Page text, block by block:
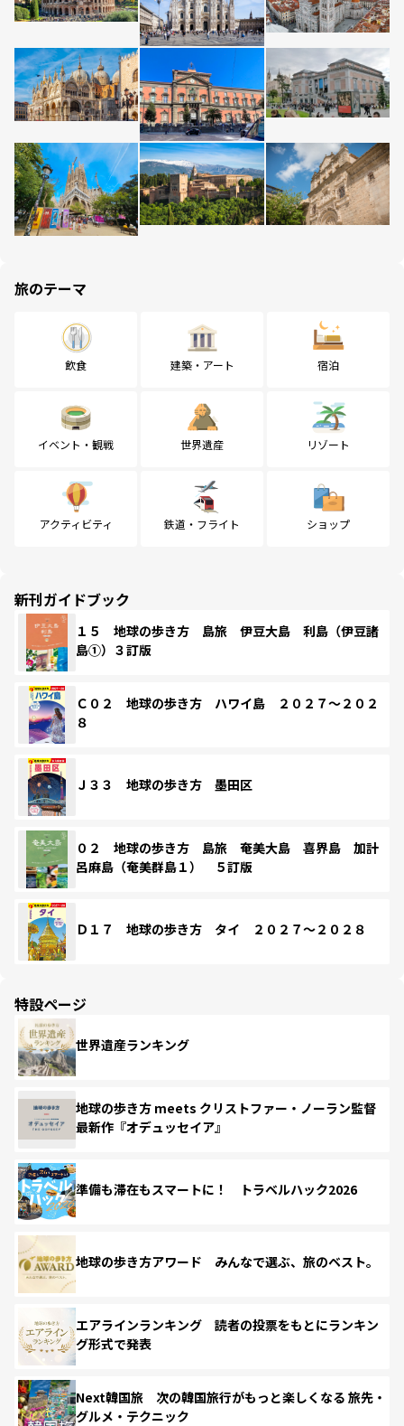
旅のテーマ
飲食 建築・アート 宿泊
イベント・観戦 世界遺産 リゾート
アクティビティ 鉄道・フライト ショップ
新刊ガイドブック
１５ 地球の歩き方 島旅 伊豆大島 利島（伊豆諸
島①）３訂版
Ｃ０２ 地球の歩き方 ハワイ島 ２０２７～２０２
８
Ｊ３３ 地球の歩き方 墨田区
０２ 地球の歩き方 島旅 奄美大島 喜界島 加計
呂麻島（奄美群島１） ５訂版
Ｄ１７ 地球の歩き方 タイ ２０２７～２０２８
特設ページ
世界遺産ランキング
地球の歩き方 meets クリストファー・ノーラン監督
最新作『オデュッセイア』
準備も滞在もスマートに！ トラベルハック2026
地球の歩き方アワード みんなで選ぶ、旅のベスト。
エアラインランキング 読者の投票をもとにランキン
グ形式で発表
Next韓国旅 次の韓国旅行がもっと楽しくなる 旅先・
グルメ・テクニック